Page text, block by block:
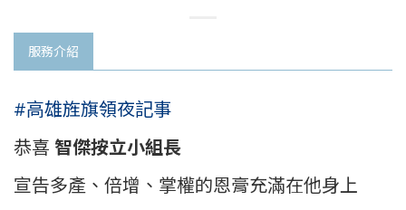
服務介紹
#高雄旌旗領夜記事
恭喜 智傑按立小組長
宣告多產、倍增、掌權的恩膏充滿在他身上